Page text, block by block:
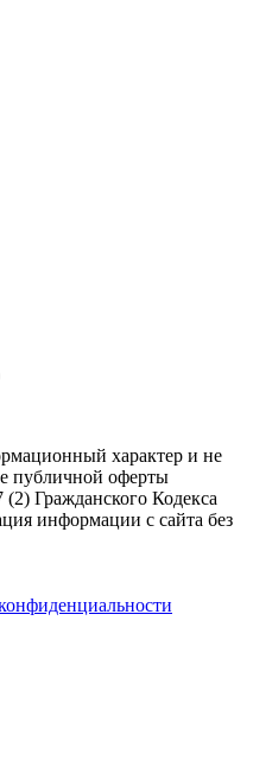
характер и не
публичной оферты
Гражданского Кодекса
информации с сайта без